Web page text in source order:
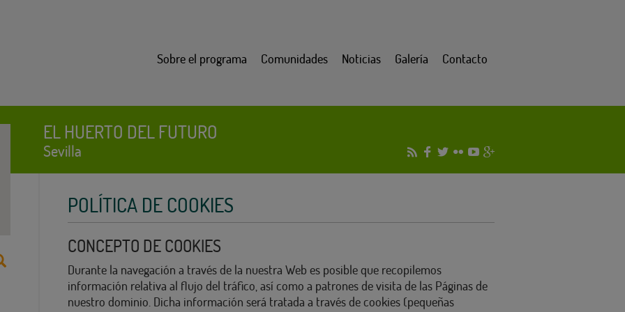
Sobre el programa Comunidades Noticias Galería Contacto
EL HUERTO DEL FUTURO
Sevilla
POLÍTICA DE COOKIES
CONCEPTO DE COOKIES
Durante la navegación a través de la nuestra Web es posible que recopilemos
información relativa al flujo del tráfico, así como a patrones de visita de las Páginas de
nuestro dominio. Dicha información será tratada a través de cookies (pequeñas